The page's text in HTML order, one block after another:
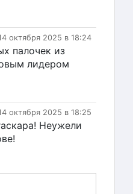
октября 2025 в 18:24
палочек из
лидером
октября 2025 в 18:25
Неужели